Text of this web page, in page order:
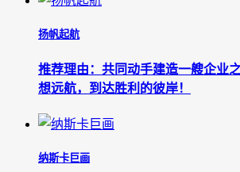
扬帆起航
推荐理由：共同动手建造一艘企业
想远航，到达胜利的彼岸！
纳斯卡巨画